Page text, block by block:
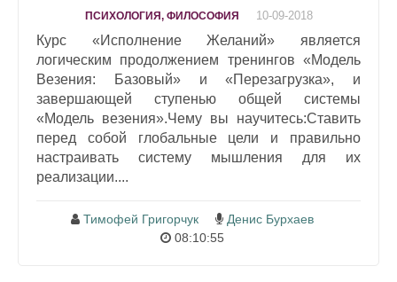
ПСИХОЛОГИЯ, ФИЛОСОФИЯ 10-09-2018
Курс «Исполнение Желаний» является
логическим продолжением тренингов «Модель
Везения: Базовый» и «Перезагрузка», и
завершающей ступенью общей системы
«Модель везения».Чему вы научитесь:Ставить
перед собой глобальные цели и правильно
настраивать систему мышления для их
реализации....
Тимофей Григорчук
Денис Бурхаев
08:10:55